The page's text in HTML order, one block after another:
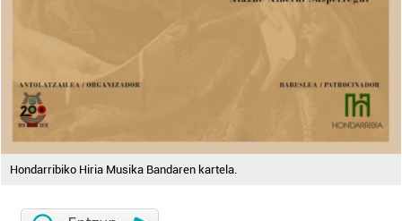
Hondarribiko Hiria Musika Bandaren kartela.